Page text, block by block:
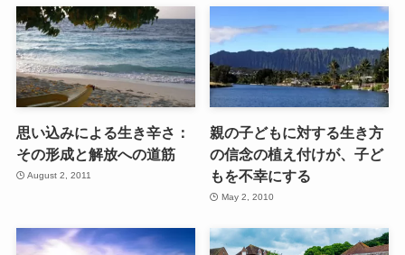
思い込みによる生き辛さ：
その形成と解放への道筋
August 2, 2011
親の子どもに対する生き方
の信念の植え付けが、子ど
もを不幸にする
May 2, 2010